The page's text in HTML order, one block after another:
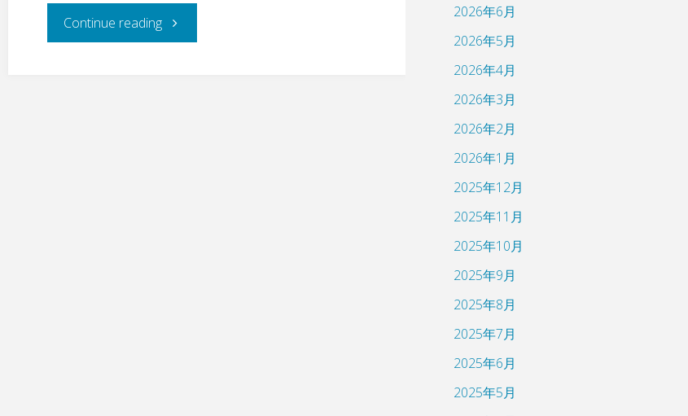
Continue reading"雪
2026年6月
2026年5月
2026年4月
2026年3月
2026年2月
2026年1月
2025年12月
2025年11月
2025年10月
2025年9月
2025年8月
2025年7月
2025年6月
2025年5月